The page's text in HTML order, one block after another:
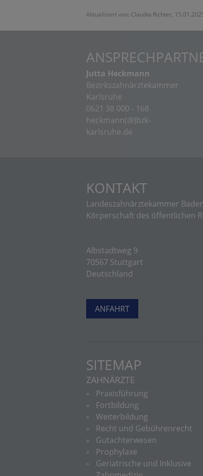
Aktualisiert von: Claudia Richter,
Jutta Heckmann
Bezirkszahnärztekammer
Karlsruhe
0621 38 000 - 168
heckmann(@)bzk-
karlsruhe.de
KONTAKT
Landeszahnärztekammer
Körperschaft des öffentlichen
Albstadtweg 9
70567 Stuttgart
Deutschland
ANFAHRT
SITEMAP
ZAHNÄRZTE
Praxisführung
Fortbildung
Weiterbildung
Recht und Gebührenrecht
Gutachterwesen
Prophylaxe
Geriatrische und Inklusive